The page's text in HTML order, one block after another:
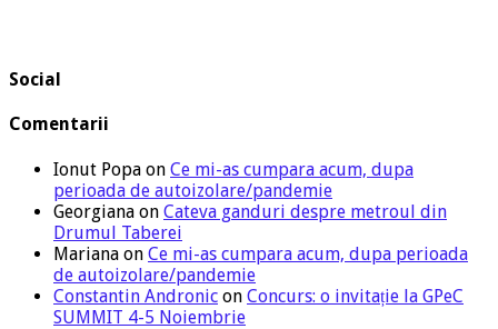
Social
Comentarii
Ionut Popa on Ce mi-as cumpara acum, dupa
perioada de autoizolare/pandemie
Georgiana on Cateva ganduri despre metroul din
Drumul Taberei
Mariana on Ce mi-as cumpara acum, dupa perioada
de autoizolare/pandemie
Constantin Andronic on Concurs: o invitație la GPeC
SUMMIT 4-5 Noiembrie